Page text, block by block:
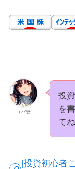
コバ妻
投
を
てね
[投資初心者